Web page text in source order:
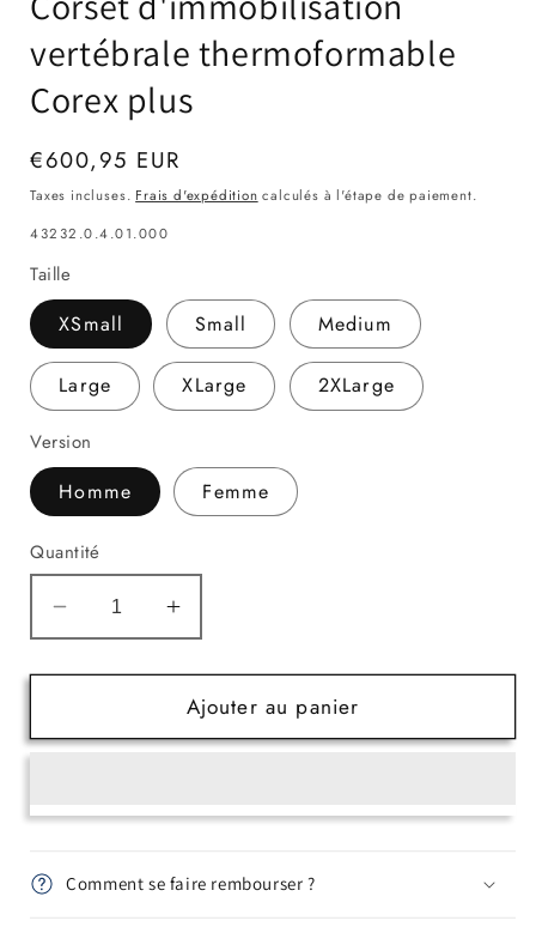
fenêtre
fenêtre
modale
vertébrale thermoformable
Corex plus
Prix
habituel
€600,95 EUR
Taxes incluses. Frais d'expédition calculés à l'étape de paiement.
SKU:
43232.0.4.01.000
Taille
XSmall Small Medium
Large XLarge 2XLarge
Version
Homme Femme
Quantité
Réduire
la
quantité
Corset
thermoformable
plus
Augmenter
la
quantité
de
Corset
thermoformable
plus
Ajouter au panier
Comment se faire rembourser ?